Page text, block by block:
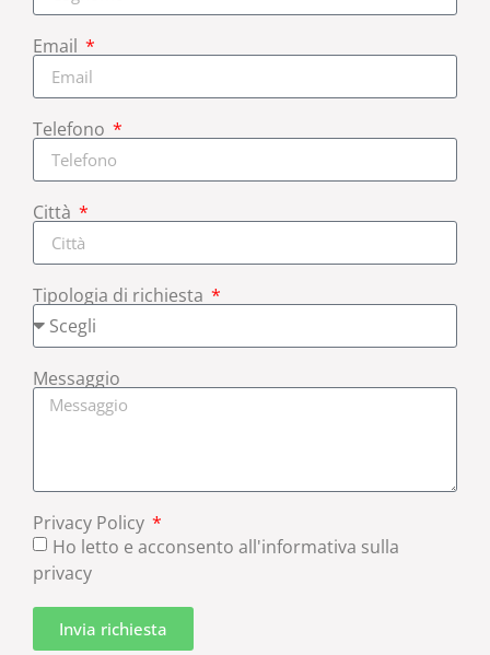
Email
Telefono
Città
Tipologia di richiesta
Messaggio
Privacy Policy
Ho letto e acconsento all'informativa sulla
privacy
Invia richiesta